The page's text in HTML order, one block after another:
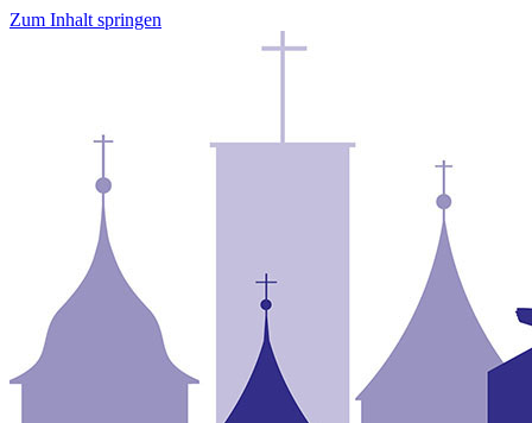
Zum Inhalt springen